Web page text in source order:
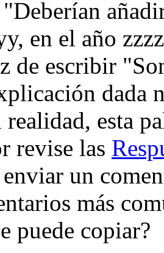
en el año
de escribir
dada
realidad, esta
revise las
enviar un
más
puede copiar?